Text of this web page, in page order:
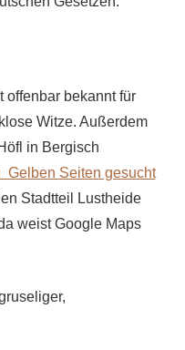
offenbar bekannt für
Witze. Außerdem
in Bergisch
Gelben Seiten gesucht
Stadtteil Lustheide
weist Google Maps